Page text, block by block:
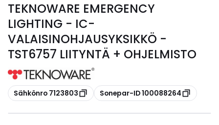
TEKNOWARE EMERGENCY
LIGHTING - IC-
VALAISINOHJAUSYKSIKKÖ -
TST6757 LIITYNTÄ + OHJELMISTO
Kopioi
Sähkönro 7123803 Kopioi
Sonepar-ID 100088264